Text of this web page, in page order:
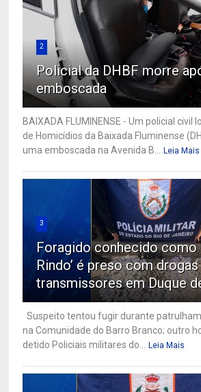
2
Policial da DHBF morre
emboscada
BAIXADA FLUMINENSE - Um policial civil
de Homicídios da Baixada Fluminense
uma emboscada na Avenida B...
Leia Mais
3
Foragido conhecido como
Rindo’ é preso com
transmissores em Duque
Suspeito tentou fugir durante
na Comunidade do Barro Branco; outro
detido Policiais militares do...
Leia Mais